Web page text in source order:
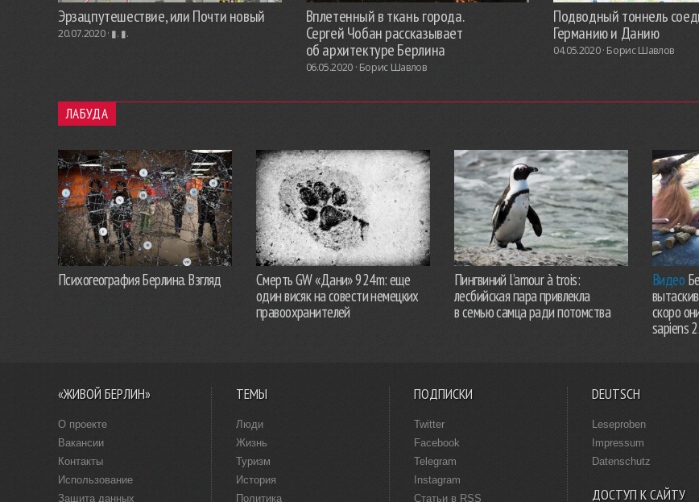
Эрзацпутешествие, или Почти новый
20.07.2020 · ▮. ▮.
Вплетенный в ткань города.
Сергей Чобан рассказывает
об архитектуре Берлина
06.05.2020 · Борис Шавлов
Подводный тоннель
Германию и Данию
04.05.2020 · Борис Шавлов
ЛАБУДА
Психогеография Берлина. Взгляд
Смерть GW «Дани» 924m: еще
один висяк на совести немецких
правоохранителей
Пингвиний l’amour à trois:
лесбийская пара привлекла
в семью самца ради потомства
Видео
скоро
sapiens
«ЖИВОЙ БЕРЛИН»
О проекте
Вакансии
Контакты
Использование
Защита данных
ТЕМЫ
Люди
Жизнь
Туризм
История
Политика
ПОДПИСКИ
Twitter
Facebook
Telegram
Instagram
Статьи в RSS
DEUTSCH
Leseproben
Impressum
Datenschutz
ДОСТУП К САЙТУ